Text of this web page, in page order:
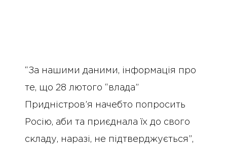
“За нашими даними, інформація про
те, що 28 лютого “влада”
Придністров’я начебто попросить
Росію, аби та приєднала їх до свого
складу, наразі, не підтверджується”,